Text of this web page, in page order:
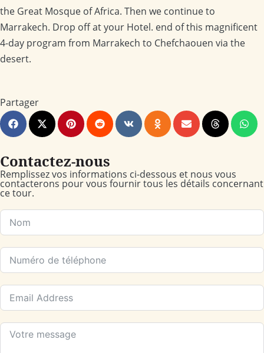
the Great Mosque of Africa. Then we continue to
Marrakech. Drop off at your Hotel. end of this magnificent
4-day program from Marrakech to Chefchaouen via the
desert.
Partager
Contactez-nous
Remplissez vos informations ci-dessous et nous vous
contacterons pour vous fournir tous les détails concernant
ce tour.